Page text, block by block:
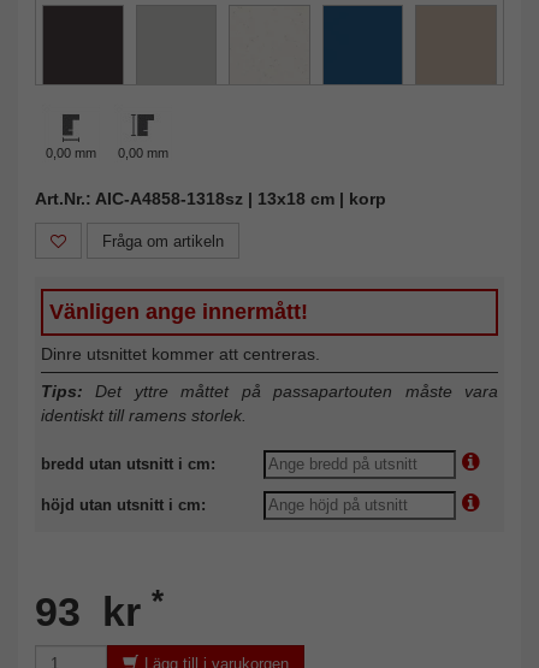
0,00 mm 0,00 mm
Art.Nr.: AIC-A4858-1318sz | 13x18 cm | korp
Fråga om artikeln
Vänligen ange innermått!
Dinre utsnittet kommer att centreras.
Tips: Det yttre måttet på passapartouten måste vara
identiskt till ramens storlek.
bredd utan utsnitt i cm:
höjd utan utsnitt i cm:
93 kr *
Lägg till i varukorgen